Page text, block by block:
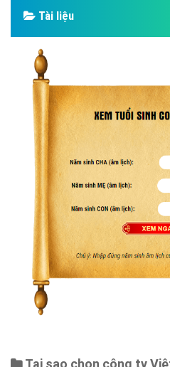
Tài liệu
Tại sao chọn công ty